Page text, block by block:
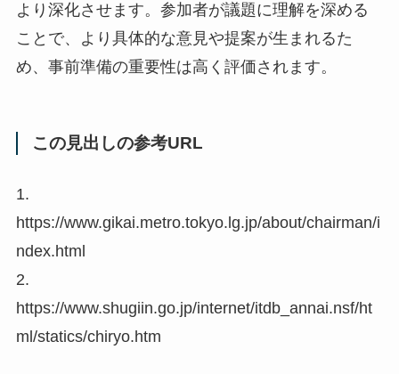
より深化させます。参加者が議題に理解を深める
ことで、より具体的な意見や提案が生まれるた
め、事前準備の重要性は高く評価されます。
この見出しの参考URL
1.
https://www.gikai.metro.tokyo.lg.jp/about/chairman/i
ndex.html
2.
https://www.shugiin.go.jp/internet/itdb_annai.nsf/ht
ml/statics/chiryo.htm